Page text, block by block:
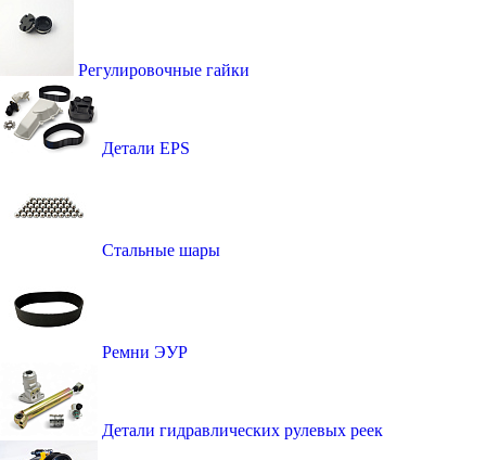
Регулировочные гайки
Детали EPS
Стальные шары
Ремни ЭУР
Детали гидравлических рулевых реек